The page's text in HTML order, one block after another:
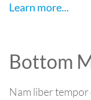
Learn more...
Bottom
Nam liber